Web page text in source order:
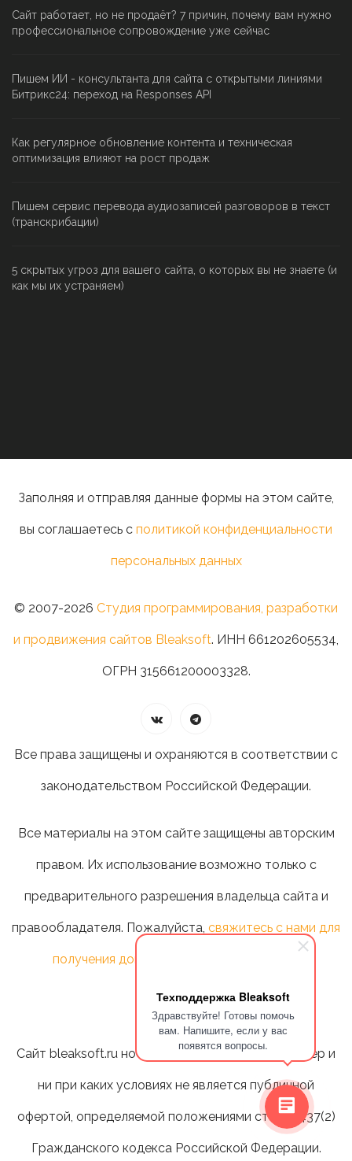
Техподдержка Bleaksoft
Здравствуйте! Готовы помочь
вам. Напишите, если у вас
появятся вопросы.
Сайт работает, но не продаёт? 7 причин, почему вам нужно
профессиональное сопровождение уже сейчас
Пишем ИИ - консультанта для сайта с открытыми линиями
Битрикс24: переход на Responses API
Как регулярное обновление контента и техническая
оптимизация влияют на рост продаж
Пишем сервис перевода аудиозаписей разговоров в текст
(транскрибации)
5 скрытых угроз для вашего сайта, о которых вы не знаете (и
как мы их устраняем)
Заполняя и отправляя данные формы на этом сайте,
вы соглашаетесь с политикой конфиденциальности
персональных данных
© 2007-2026 Студия программирования, разработки
и продвижения сайтов Bleaksoft. ИНН 661202605534,
ОГРН 315661200003328.
Все права защищены и охраняются в соответствии с
законодательством Российской Федерации.
Все материалы на этом сайте защищены авторским
правом. Их использование возможно только с
предварительного разрешения владельца сайта и
правообладателя. Пожалуйста, свяжитесь с нами для
получения дополнительной информации
Сайт bleaksoft.ru носит информационный характер и
ни при каких условиях не является публичной
офертой, определяемой положениями статьи 437(2)
Гражданского кодекса Российской Федерации.